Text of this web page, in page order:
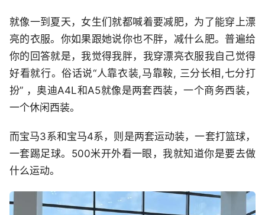
就像一到夏天，女生们就都喊着要减肥，为了能穿上漂
亮的衣服。你如果跟她说你也不胖，减什么肥。普遍给
你的回答就是，我觉得我胖，我穿漂亮衣服我自己觉得
好看就行。俗话说“人靠衣装,马靠鞍, 三分长相,七分打
扮” ，奥迪A4L和A5就像是两套西装，一个商务西装，
一个休闲西装。
而宝马3系和宝马4系，则是两套运动装，一套打篮球，
一套踢足球。500米开外看一眼，我就知道你是要去做
什么运动。